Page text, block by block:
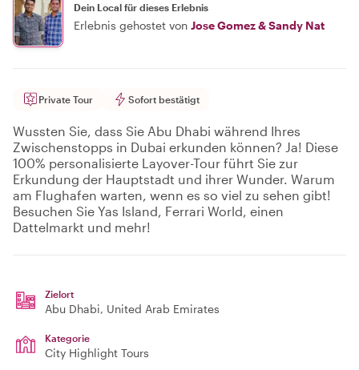
Dein Local für dieses Erlebnis
Erlebnis gehostet von Jose Gomez & Sandy Nat
Private Tour Sofort bestätigt
Wussten Sie, dass Sie Abu Dhabi während Ihres
Zwischenstopps in Dubai erkunden können? Ja! Diese
100% personalisierte Layover-Tour führt Sie zur
Erkundung der Hauptstadt und ihrer Wunder. Warum
am Flughafen warten, wenn es so viel zu sehen gibt!
Besuchen Sie Yas Island, Ferrari World, einen
Dattelmarkt und mehr!
Zielort
Abu Dhabi, United Arab Emirates
Kategorie
City Highlight Tours